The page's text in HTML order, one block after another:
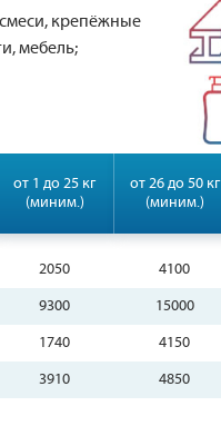
крепёжные
мебель;
от 1 до 25 кг
(миним.)
от 26 до 50 кг
(миним.)
2050 4100
9300 15000
1740 4150
3910 4850